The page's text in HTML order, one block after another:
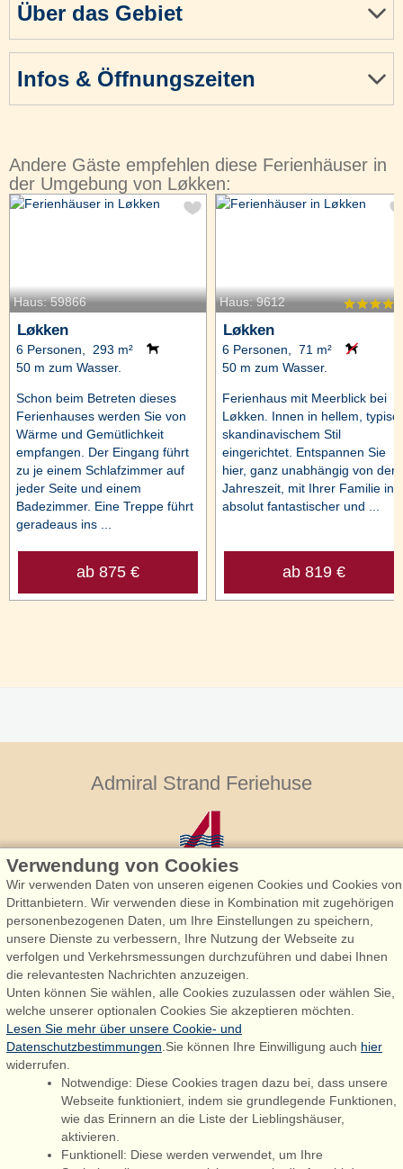
Über das Gebiet
Infos & Öffnungszeiten
Andere Gäste empfehlen diese Ferienhäuser in
der Umgebung von Løkken:
Haus: 59866
Løkken
6 Personen, 293 m²
50 m zum Wasser.
Schon beim Betreten dieses
Ferienhauses werden Sie von
Wärme und Gemütlichkeit
empfangen. Der Eingang führt
zu je einem Schlafzimmer auf
jeder Seite und einem
Badezimmer. Eine Treppe führt
geradeaus ins ...
ab 875 €
Haus: 9612
Løkken
6 Personen, 71 m²
50 m zum Wasser.
Ferienhaus mit Meerblick bei
Løkken. Innen in hellem,
skandinavischem Stil
eingerichtet. Entspannen Sie
hier, ganz unabhängig von der
Jahreszeit, mit Ihrer Familie in
absolut fantastischer und ...
ab 819 €
Admiral Strand Feriehuse
Admiral Strand Feriehuse, Lønne
Houstrupvej 170, Lønne
6830 Nørre Nebel
booking@admiralstrand.com
+45 70 60 87 78
Følg os på: Facebook
Verwendung von Cookies
Wir verwenden Daten von unseren eigenen Cookies und Cookies von
Drittanbietern. Wir verwenden diese in Kombination mit zugehörigen
personenbezogenen Daten, um Ihre Einstellungen zu speichern,
unsere Dienste zu verbessern, Ihre Nutzung der Webseite zu
verfolgen und Verkehrsmessungen durchzuführen und dabei Ihnen
die relevantesten Nachrichten anzuzeigen.
Unten können Sie wählen, alle Cookies zuzulassen oder wählen Sie,
welche unserer optionalen Cookies Sie akzeptieren möchten.
Lesen Sie mehr über unsere Cookie- und
Datenschutzbestimmungen .Sie können Ihre Einwilligung auch hier
widerrufen.
Notwendige: Diese Cookies tragen dazu bei, dass unsere
Webseite funktioniert, indem sie grundlegende Funktionen,
wie das Erinnern an die Liste der Lieblingshäuser,
aktivieren.
Funktionell: Diese werden verwendet, um Ihre